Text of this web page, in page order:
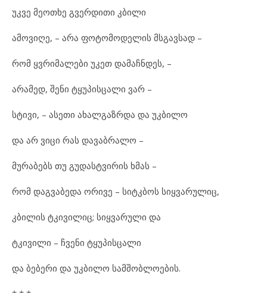
უკვე მეოთხე გვერდითი კბილი
ამოვიღე, – არა ფოტომოდელის მსგავსად –
რომ ყვრიმალები უკეთ დამაჩნდეს, –
არამედ, შენი ტყუპისცალი ვარ –
სტივი, – ასეთი ახალგაზრდა და უკბილო
და არ ვიცი რას დავაბრალო –
მურაბებს თუ გუდასტვირის ხმას –
რომ დაგვაბედა ორივე – სიტკბოს სიყვარულიც,
კბილის ტკივილიც; სიყვარული და
ტკივილი – ჩვენი ტყუპისცალი
და ბებერი და უკბილო სამშობლოების.